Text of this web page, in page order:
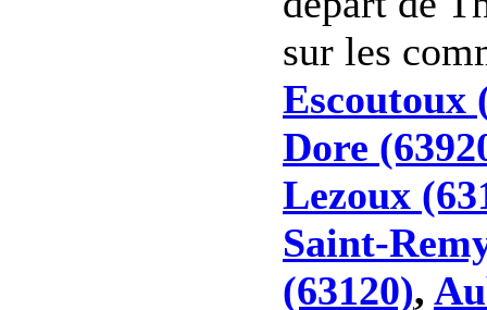
sur les
Escoutoux
Dore
Lezoux
Saint-
(63120),